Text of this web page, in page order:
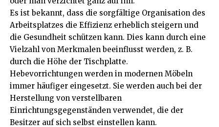
Es ist bekannt, dass die sorgfältige Organisation des
Arbeitsplatzes die Effizienz erheblich steigern und
die Gesundheit schützen kann. Dies kann durch eine
Vielzahl von Merkmalen beeinflusst werden, z. B.
durch die Höhe der Tischplatte.
Hebevorrichtungen werden in modernen Möbeln
immer häufiger eingesetzt. Sie werden auch bei der
Herstellung von verstellbaren
Einrichtungsgegenständen verwendet, die der
Besitzer auf sich selbst einstellen kann.